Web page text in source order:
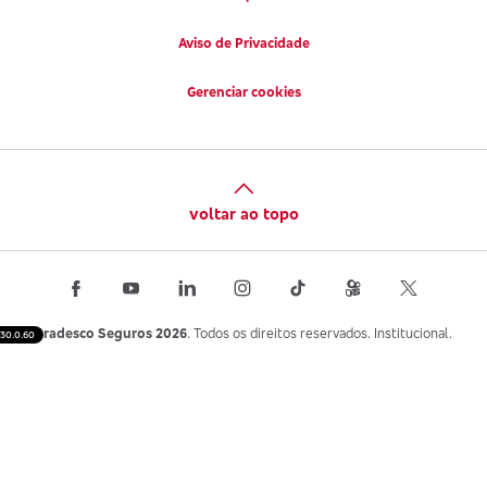
30.0.60
Aviso de Privacidade
Gerenciar cookies
voltar ao topo
Bradesco Seguros 2026. Todos os direitos reservados. Institucional.